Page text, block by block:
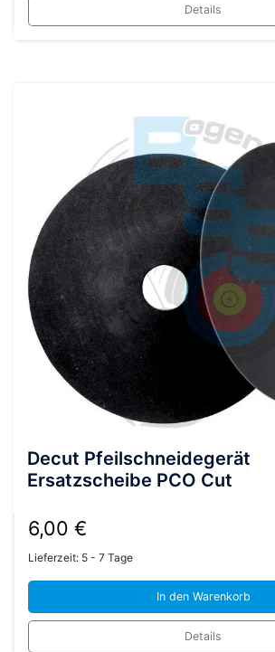
Details
Decut Pfeilschneidegerät
Ersatzscheibe PCO Cut
6,00 €
Lieferzeit: 5 - 7 Tage
In den Warenkorb
Details